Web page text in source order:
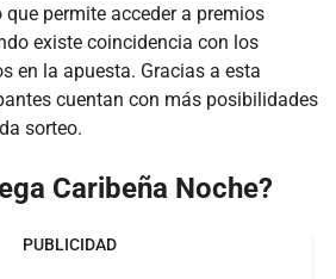
que permite acceder a premios
existe coincidencia con los
en la apuesta. Gracias a esta
cuentan con más posibilidades
sorteo.
Caribeña Noche?
PUBLICIDAD